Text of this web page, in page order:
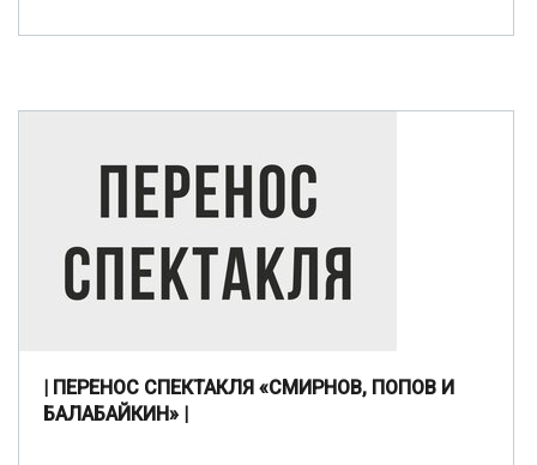
| ПЕРЕНОС СПЕКТАКЛЯ «СМИРНОВ, ПОПОВ И
БАЛАБАЙКИН» |